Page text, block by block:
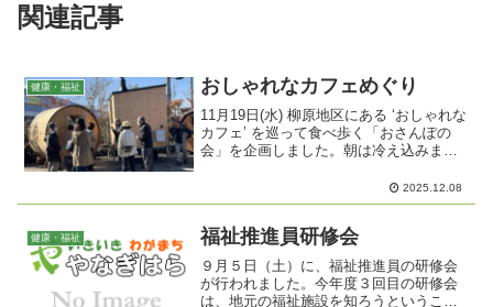
関連記事
健康・福祉 おしゃれなカフェめぐり
11月19日(水) 柳原地区にある ‘おしゃれな
カフェ’ を巡って食べ歩く「おさんぽの
会」を企画しました。朝は冷え込みまし
絶好のおさんぽ日和となりました。参加
者は総勢 13名。柳原総合市民センターを
2025.12.08
健康・福祉 福祉推進員研修会
９月５日（土）に、福祉推進員の研修会
が行われました。今年度３回目の研修会
は、地元の福祉施設を知ろうということ